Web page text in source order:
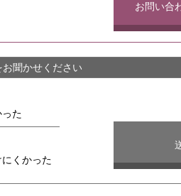
お問い合
聞かせください
た
くかった